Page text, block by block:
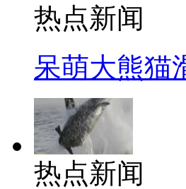
热点新闻
呆萌大熊猫
热点新闻